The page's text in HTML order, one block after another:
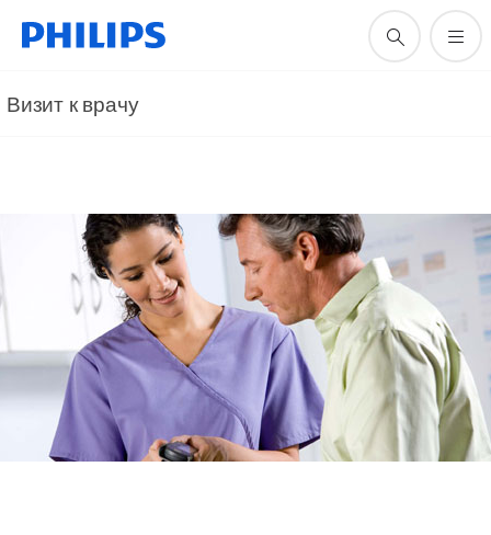
Визит к врачу